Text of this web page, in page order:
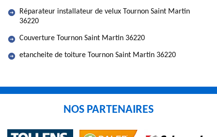
Réparateur installateur de velux Tournon Saint Martin
36220
Couverture Tournon Saint Martin 36220
etancheite de toiture Tournon Saint Martin 36220
NOS PARTENAIRES